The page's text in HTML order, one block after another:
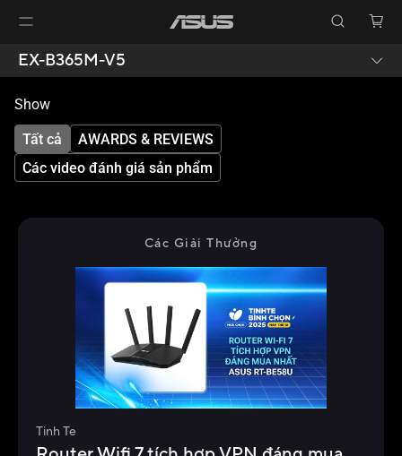
EX-B365M-V5
Show
Tất cả
AWARDS & REVIEWS
Các video đánh giá sản phẩm
Các Giải Thưởng
Tinh Te